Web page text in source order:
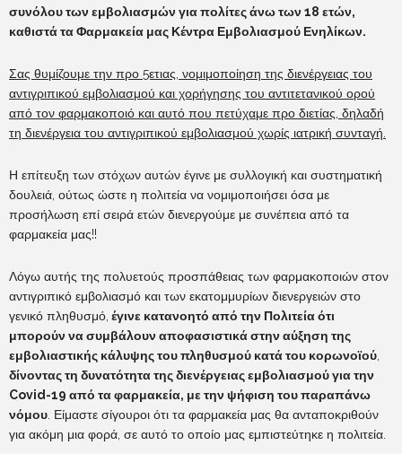
συνόλου των εμβολιασμών για πολίτες άνω των 18 ετών,
καθιστά τα Φαρμακεία μας Κέντρα Εμβολιασμού Ενηλίκων.
Σας θυμίζουμε την προ 5ετιας, νομιμοποίηση της διενέργειας του
αντιγριπικού εμβολιασμού και χορήγησης του αντιτετανικού ορού
από τον φαρμακοποιό και αυτό που πετύχαμε προ διετίας, δηλαδή
τη διενέργεια του αντιγριπικού εμβολιασμού χωρίς ιατρική συνταγή.
Η επίτευξη των στόχων αυτών έγινε με συλλογική και συστηματική
δουλειά, ούτως ώστε η πολιτεία να νομιμοποιήσει όσα με
προσήλωση επί σειρά ετών διενεργούμε με συνέπεια από τα
φαρμακεία μας!!
Λόγω αυτής της πολυετούς προσπάθειας των φαρμακοποιών στον
αντιγριπικό εμβολιασμό και των εκατομμυρίων διενεργειών στο
γενικό πληθυσμό, έγινε κατανοητό από την Πολιτεία ότι
μπορούν να συμβάλουν αποφασιστικά στην αύξηση της
εμβολιαστικής κάλυψης του πληθυσμού κατά του κορωνοϊού
δίνοντας τη δυνατότητα της διενέργειας εμβολιασμού για την
Covid -19 από τα φαρμακεία, με την ψήφιση του παραπάνω
νόμου . Είμαστε σίγουροι ότι τα φαρμακεία μας θα ανταποκριθούν
για ακόμη μια φορά, σε αυτό το οποίο μας εμπιστεύτηκε η πολιτεία.